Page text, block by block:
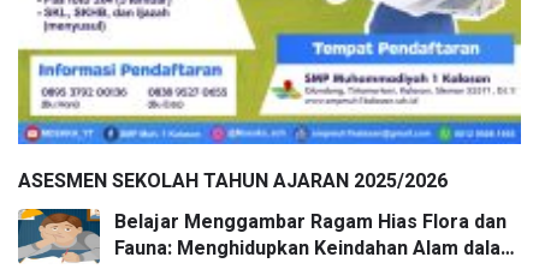
ASESMEN SEKOLAH TAHUN AJARAN 2025/2026
Belajar Menggambar Ragam Hias Flora dan
Fauna: Menghidupkan Keindahan Alam dalam